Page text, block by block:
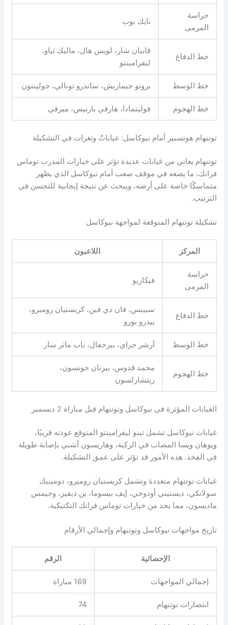
حراسة
المرمى
نايك بوب
خط الدفاع
فابيان شار، لويس هال، ماليك ثياو،
ليفرامينتو
خط الوسط برونو جيماريش، ساندرو تونالي، جولينتون
خط الهجوم فوليتمادا، هارفي بارنيس، ميرفي
توتنهام هوتسبير أمام نيوكاسل: غياباتٌ وثغرات في التشكيلة
توتنهام يعاني من غيابات عديدة تؤثر على خيارات المدرب توماس
فرانك، ما يضعه في موقف صعب أمام نيوكاسل الذي يظهر
متماسكًا خاصة على أرضه، ويبحث عن نتيجة إيجابية للتحسن في
الترتيب.
تشكيلة توتنهام المتوقعة لمواجهة نيوكاسل
المركز اللاعبون
حراسة
المرمى
فيكاريو
خط الدفاع
سبينس، فان دي فين، كريستيان روميرو،
بيدرو بورو
خط الوسط آرشر جراي، بيرجفال، باب ماتر سار
خط الهجوم
محمد قدوس، بيرنان جونسون،
ريتشارلسون
الغيابات المؤثرة في نيوكاسل وتوتنهام قبل مباراة 2 ديسمبر
غيابات نيوكاسل تشمل تينو ليفرامينتو المتوقع عودته قريبًا،
ويوهان ويسا المصاب في الركبة، وهاريسون آشبي بإصابة طويلة
في الفخذ. هذه الأمور قد تؤثر على عمق التشكيلة.
غيابات توتنهام متعددة وتشمل كريستيان روميرو، دومينيك
سولانكي، ديستيني أودوجي، إيف بيسوما، بن ديفيز، وجيمس
ماديسون، مما يحد من خيارات توماس فرانك التكتيكية.
تاريخ مواجهات نيوكاسل وتوتنهام وإجمالي الأرقام
الإحصائية الرقم
إجمالي المواجهات 169 مباراة
انتصارات توتنهام 74